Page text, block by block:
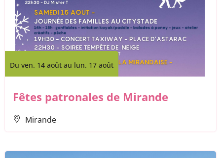
Du ven. 14 août au lun. 17 août
Fêtes patronales de Mirande
Mirande